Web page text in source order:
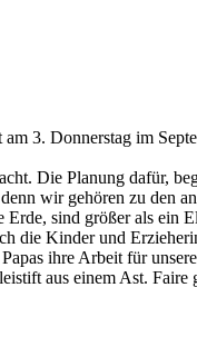
3. Donnerstag im
Die Planung dafür,
wir gehören zu den
Erde, sind größer als ein
die Kinder und
ihre Arbeit für
aus einem Ast.